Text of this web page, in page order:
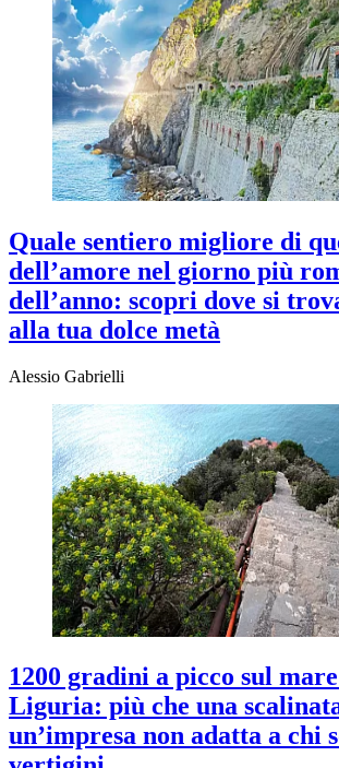
Quale sentiero migliore di
dell’amore nel giorno più
dell’anno: scopri dove si
alla tua dolce metà
Alessio Gabrielli
1200 gradini a picco sul
Liguria: più che una
un’impresa non adatta a chi